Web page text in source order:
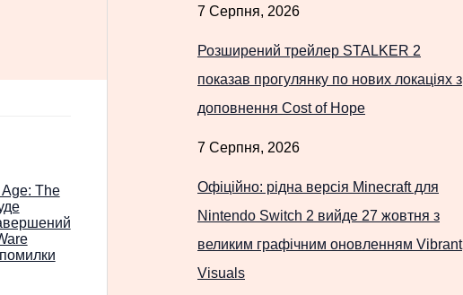
7 Серпня, 2026
Розширений трейлер STALKER 2
показав прогулянку по нових локаціях з
доповнення Cost of Hope
7 Серпня, 2026
Офіційно: рідна версія Minecraft для
Nintendo Switch 2 вийде 27 жовтня з
великим графічним оновленням Vibrant
Visuals